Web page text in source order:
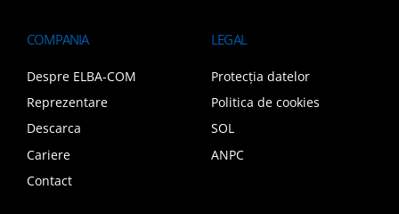
COMPANIA
Despre ELBA-COM
Reprezentare
Descarca
Cariere
Contact
LEGAL
Protecția datelor
Politica de cookies
SOL
ANPC